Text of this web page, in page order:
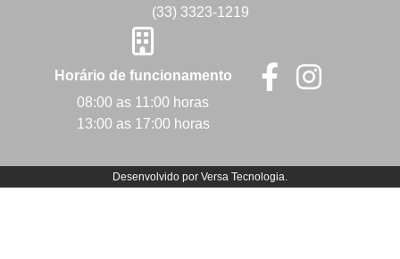
(33) 3323-1219
Horário de funcionamento
08:00 as 11:00 horas
13:00 as 17:00 horas
Desenvolvido por Versa Tecnologia.